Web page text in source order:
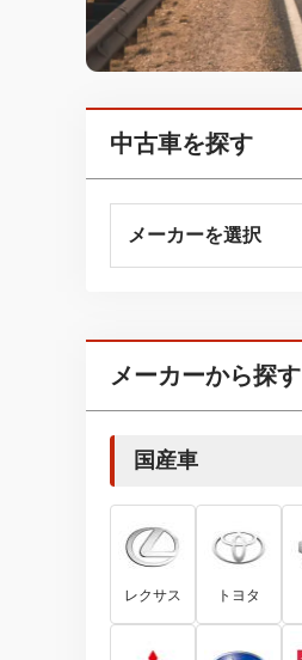
中古車を探す
メーカーから探す
国産車
レクサス トヨタ